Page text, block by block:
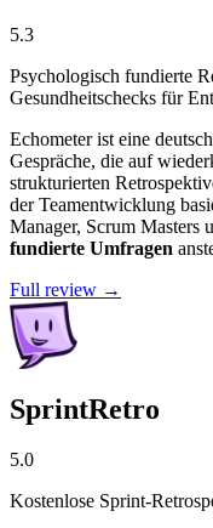
5.3
Psychologisch fundierte
Gesundheitschecks für
Echometer ist eine
Gespräche, die auf
strukturierten
der Teamentwicklung
Manager, Scrum Masters
fundierte Umfragen
Full review →
SprintRetro
5.0
Kostenlose Sprint-